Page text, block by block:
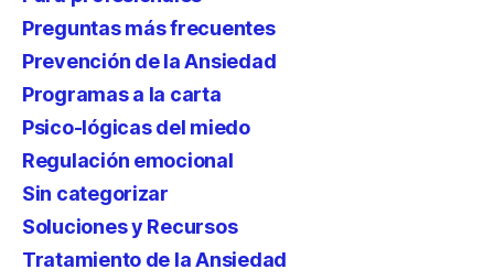
Preguntas más frecuentes
Prevención de la Ansiedad
Programas a la carta
Psico-lógicas del miedo
Regulación emocional
Sin categorizar
Soluciones y Recursos
Tratamiento de la Ansiedad